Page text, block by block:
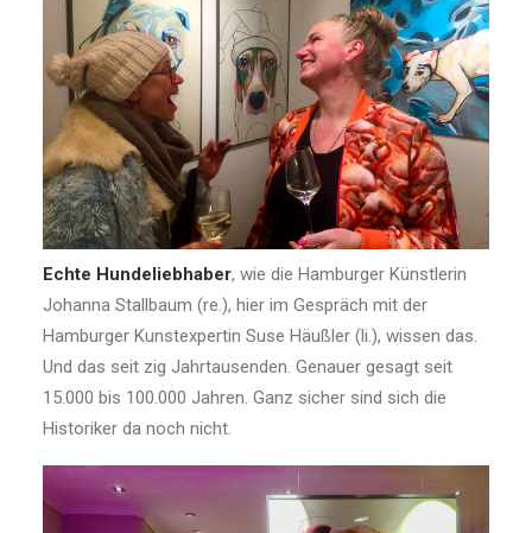
Echte Hundeliebhaber, wie die Hamburger Künstlerin
Johanna Stallbaum (re.), hier im Gespräch mit der
Hamburger Kunstexpertin Suse Häußler (li.), wissen das.
Und das seit zig Jahrtausenden. Genauer gesagt seit
15.000 bis 100.000 Jahren. Ganz sicher sind sich die
Historiker da noch nicht.